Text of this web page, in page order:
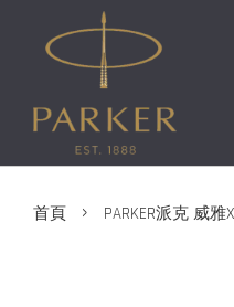
首頁 › PARKER派克 威